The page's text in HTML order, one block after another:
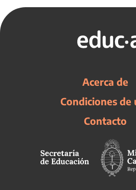
Acerca de
Condiciones de
Contacto